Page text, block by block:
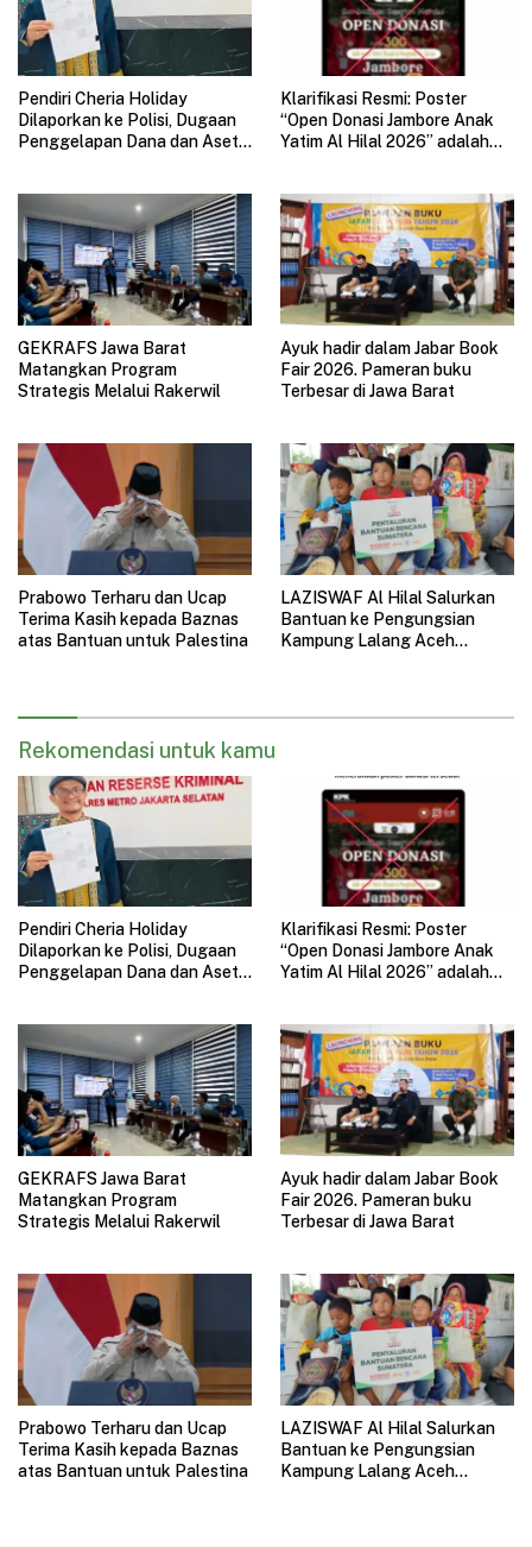
Pendiri Cheria Holiday
Dilaporkan ke Polisi, Dugaan
Penggelapan Dana dan Aset
Klarifikasi Resmi: Poster
“Open Donasi Jambore Anak
Yatim Al Hilal 2026” adalah
GEKRAFS Jawa Barat
Matangkan Program
Strategis Melalui Rakerwil
Ayuk hadir dalam Jabar Book
Fair 2026. Pameran buku
Terbesar di Jawa Barat
Prabowo Terharu dan Ucap
Terima Kasih kepada Baznas
atas Bantuan untuk Palestina
LAZISWAF Al Hilal Salurkan
Bantuan ke Pengungsian
Kampung Lalang Aceh
Rekomendasi untuk kamu
Pendiri Cheria Holiday
Dilaporkan ke Polisi, Dugaan
Penggelapan Dana dan Aset
Klarifikasi Resmi: Poster
“Open Donasi Jambore Anak
Yatim Al Hilal 2026” adalah
GEKRAFS Jawa Barat
Matangkan Program
Strategis Melalui Rakerwil
Ayuk hadir dalam Jabar Book
Fair 2026. Pameran buku
Terbesar di Jawa Barat
Prabowo Terharu dan Ucap
Terima Kasih kepada Baznas
atas Bantuan untuk Palestina
LAZISWAF Al Hilal Salurkan
Bantuan ke Pengungsian
Kampung Lalang Aceh